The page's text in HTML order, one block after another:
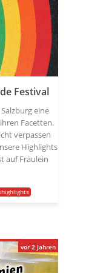
Festival
eine
Facetten.
verpassen
Highlights
auf Fräulein
vor 2 Jahren